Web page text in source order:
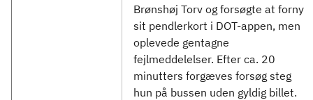
Brønshøj Torv og forsøgte at forny
sit pendlerkort i DOT-appen, men
oplevede gentagne
fejlmeddelelser. Efter ca. 20
minutters forgæves forsøg steg
hun på bussen uden gyldig billet.